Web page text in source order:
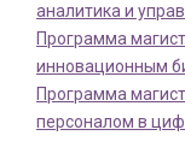
аналитика и
Программа
инновационным
Программа
персоналом в